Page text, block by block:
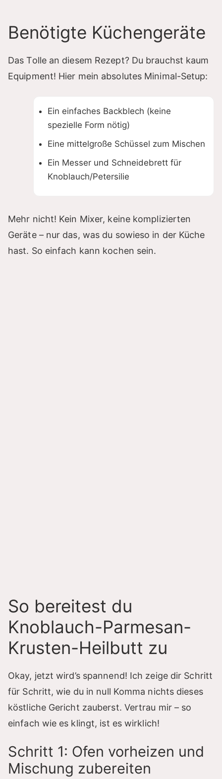
Benötigte Küchengeräte
Das Tolle an diesem Rezept? Du brauchst kaum
Equipment! Hier mein absolutes Minimal-Setup:
Ein einfaches Backblech (keine
spezielle Form nötig)
Eine mittelgroße Schüssel zum Mischen
Ein Messer und Schneidebrett für
Knoblauch/Petersilie
Mehr nicht! Kein Mixer, keine komplizierten
Geräte – nur das, was du sowieso in der Küche
hast. So einfach kann kochen sein.
So bereitest du
Knoblauch-Parmesan-
Krusten-Heilbutt zu
Okay, jetzt wird’s spannend! Ich zeige dir Schritt
für Schritt, wie du in null Komma nichts dieses
köstliche Gericht zauberst. Vertrau mir – so
einfach wie es klingt, ist es wirklich!
Schritt 1: Ofen vorheizen und
Mischung zubereiten